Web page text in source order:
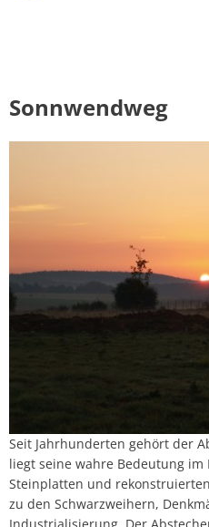
Sonnwendweg
Seit Jahrhunderten gehört der
liegt seine wahre Bedeutung im
Steinplatten und
zu den Schwarzweihern,